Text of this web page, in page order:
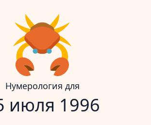
Матрица судьбы
Гороскоп
Календарь
Нумерология для
июля 1996